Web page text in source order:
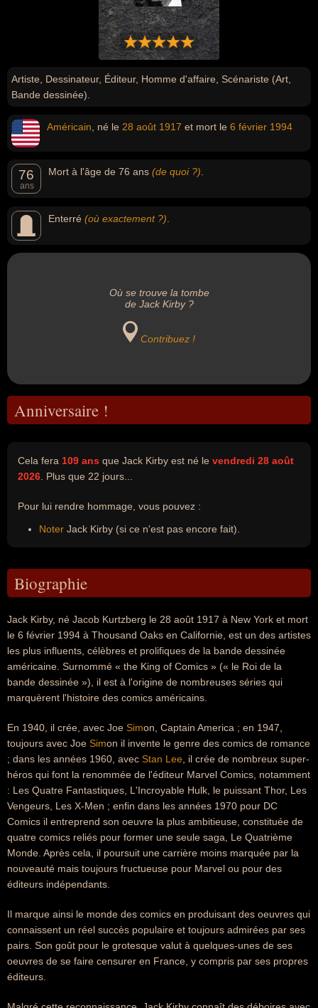
Artiste, Dessinateur, Éditeur, Homme d'affaire, Scénariste (Art,
Bande dessinée).
Américain , né le 28 août 1917 et mort le 6 février 1994
76
ans
Mort à l'âge de 76 ans (de quoi ?)
Enterré (où exactement ?)
Où se trouve la tombe
de Jack Kirby ?
Contribuez !
Anniversaire !
Cela fera 109 ans que Jack Kirby est né le vendredi 28 août
2026 . Plus que 22 jours...
Pour lui rendre hommage, vous pouvez :
Noter Jack Kirby (si ce n'est pas encore fait).
Biographie
Jack Kirby, né Jacob Kurtzberg le 28 août 1917 à New York et mort
le 6 février 1994 à Thousand Oaks en Californie, est un des artistes
les plus influents, célèbres et prolifiques de la bande dessinée
américaine. Surnommé « the King of Comics » (« le Roi de la
bande dessinée »), il est à l'origine de nombreuses séries qui
marquèrent l'histoire des comics américains.
En 1940, il crée, avec Joe Simon, Captain America ; en 1947,
toujours avec Joe Simon il invente le genre des comics de romance
; dans les années 1960, avec Stan Lee , il crée de nombreux super-
héros qui font la renommée de l'éditeur Marvel Comics, notamment
: Les Quatre Fantastiques, L'Incroyable Hulk, le puissant Thor, Les
Vengeurs, Les X-Men ; enfin dans les années 1970 pour DC
Comics il entreprend son oeuvre la plus ambitieuse, constituée de
quatre comics reliés pour former une seule saga, Le Quatrième
Monde. Après cela, il poursuit une carrière moins marquée par la
nouveauté mais toujours fructueuse pour Marvel ou pour des
éditeurs indépendants.
Il marque ainsi le monde des comics en produisant des oeuvres qui
connaissent un réel succès populaire et toujours admirées par ses
pairs. Son goût pour le grotesque valut à quelques-unes de ses
oeuvres de se faire censurer en France, y compris par ses propres
éditeurs.